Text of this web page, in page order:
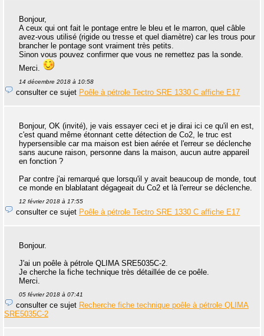
Bonjour,
A ceux qui ont fait le pontage entre le bleu et le marron, quel câble
avez-vous utilisé (rigide ou tresse et quel diamètre) car les trous pour
brancher le pontage sont vraiment très petits.
Sinon vous pouvez confirmer que vous ne remettez pas la sonde.
Merci.
14 décembre 2018 à 10:58
consulter ce sujet Poêle à pétrole Tectro SRE 1330 C affiche E17
Bonjour, OK (invité), je vais essayer ceci et je dirai ici ce qu'il en est,
c'est quand même étonnant cette détection de Co2, le truc est
hypersensible car ma maison est bien aérée et l'erreur se déclenche
sans aucune raison, personne dans la maison, aucun autre appareil
en fonction ?
Par contre j'ai remarqué que lorsqu'il y avait beaucoup de monde, tout
ce monde en blablatant dégageait du Co2 et là l'erreur se déclenche.
12 février 2018 à 17:55
consulter ce sujet Poêle à pétrole Tectro SRE 1330 C affiche E17
Bonjour.
J'ai un poêle à pétrole QLIMA SRE5035C-2.
Je cherche la fiche technique très détaillée de ce poêle.
Merci.
05 février 2018 à 07:41
consulter ce sujet Recherche fiche technique poêle à pétrole QLIMA
SRE5035C-2